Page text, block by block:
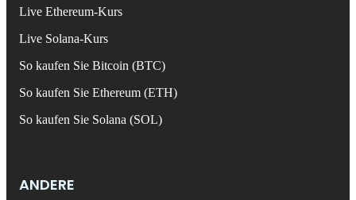
Live Ethereum-Kurs
Live Solana-Kurs
So kaufen Sie Bitcoin (BTC)
So kaufen Sie Ethereum (ETH)
So kaufen Sie Solana (SOL)
ANDERE